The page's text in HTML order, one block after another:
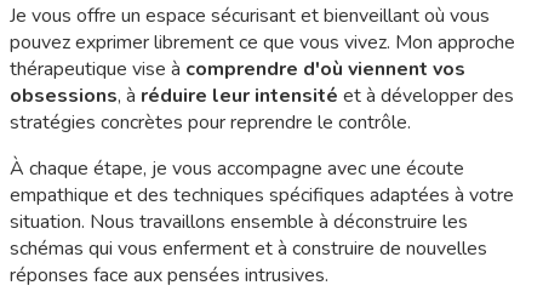
Je vous offre un espace sécurisant et bienveillant où vous
pouvez exprimer librement ce que vous vivez. Mon approche
thérapeutique vise à comprendre d'où viennent vos
obsessions, à réduire leur intensité et à développer des
stratégies concrètes pour reprendre le contrôle.
À chaque étape, je vous accompagne avec une écoute
empathique et des techniques spécifiques adaptées à votre
situation. Nous travaillons ensemble à déconstruire les
schémas qui vous enferment et à construire de nouvelles
réponses face aux pensées intrusives.